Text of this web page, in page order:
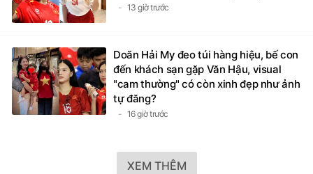
13 giờ trước
Doãn Hải My đeo túi hàng hiệu, bế con
đến khách sạn gặp Văn Hậu, visual
"cam thường" có còn xinh đẹp như ảnh
tự đăng?
16 giờ trước
XEM THÊM